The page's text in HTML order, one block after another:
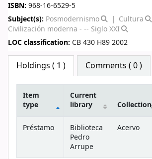
ISBN: 968-16-6529-5
Subject(s): Posmodernismo
Cultura
Civilización moderna - -- Siglo XXI
LOC classification: CB 430 H89 2002
Star ratings
Holdings ( 1 ) Comments ( 0 )
Holdings
Item
type
Current
library
Collection
Préstamo
Biblioteca
Pedro
Arrupe
Acervo